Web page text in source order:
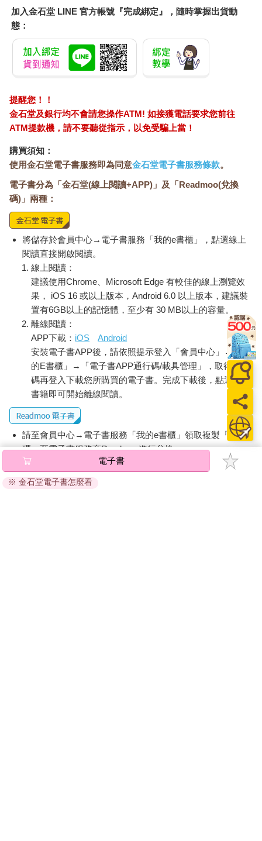
加入金石堂 LINE 官方帳號『完成綁定』，隨時掌握出貨動
態：
提醒您！！
金石堂及銀行均不會請您操作ATM! 如接獲電話要求您前往
ATM提款機，請不要聽從指示，以免受騙上當！
購買須知：
使用金石堂電子書服務即為同意金石堂電子書服務條款。
電子書分為「金石堂(線上閱讀+APP)」及「Readmoo(兌換
碼)」兩種：
將儲存於會員中心→電子書服務「我的e書櫃」，點選線上
閱讀直接開啟閱讀。
線上閱讀：
建議使用Chrome、Microsoft Edge 有較佳的線上瀏覽效
果， iOS 16 或以上版本，Android 6.0 以上版本，建議裝
置有6GB以上的記憶體，至少有 30 MB以上的容量。
離線閱讀：
APP下載： iOS
Android
安裝電子書APP後，請依照提示登入「會員中心」→「我
的E書櫃」→「電子書APP通行碼/載具管理」，取得通行
碼再登入下載您所購買的電子書。完成下載後，點選任一
書籍即可開始離線閱讀。
請至會員中心→電子書服務「我的e書櫃」領取複製『兌換
碼』至電子書服務商Readmoo進行兌換。
退換貨須知：
因版權保護，您在金石堂所購買的電子書僅能以金石堂專屬
電子書
※ 金石堂電子書怎麼看